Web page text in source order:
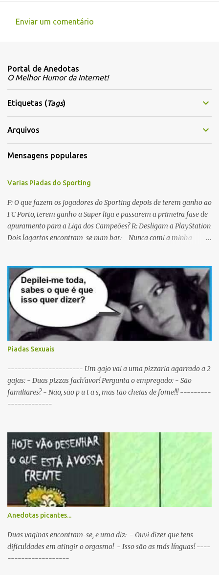
e
n
t
á
r
i
o
Enviar um comentário
Portal de Anedotas
O Melhor Humor da Internet!
Etiquetas (Tags)
Arquivos
Mensagens populares
Varias Piadas do Sporting
P: O que fazem os jogadores do Sporting depois de terem ganho ao
FC Porto, terem ganho a Super liga e passarem a primeira fase de
apuramento para a Liga dos Campeões? R: Desligam a PlayStation
Dois lagartos encontram-se num bar: - Nunca comi a minha
com as caras dos jogadores do Sporting a propósito do centenário.
Porquê? Concluiram que as pessoas não sabiam em que lado
deviam cuspir! P: Que nome se dá a um Sportinguista com apenas
metade do cérebro? R: Sobredotado. P: Porque razão não houve
taças de champanhe na inauguração do Estádio de Alvalade? R:
Porque as taças estavam todas nas Antas. P: Como se identifica um
Sportinguista equilibrado? R: Baba-se pelos dois lados da boca ao
Sportinguista e um porco? R: Presunto rançoso. P: Porque é que o
Sporting vai passar a ser patrocinado pela BP R: Porque a BP dá...
Piadas Sexuais
---------------------- Um gajo vai a uma pizzaria agarrado a 2
gajas: - Duas pizzas fach'avor! Pergunta o empregado: - São
familiares? - Não, são p u t a s, mas tão cheias de fome!!! ---------
-------------
Anedotas picantes...
Duas vaginas encontram-se, e uma diz: - Ouvi dizer que tens
dificuldades em atingir o orgasmo! - Isso são as más línguas! ----
------------------